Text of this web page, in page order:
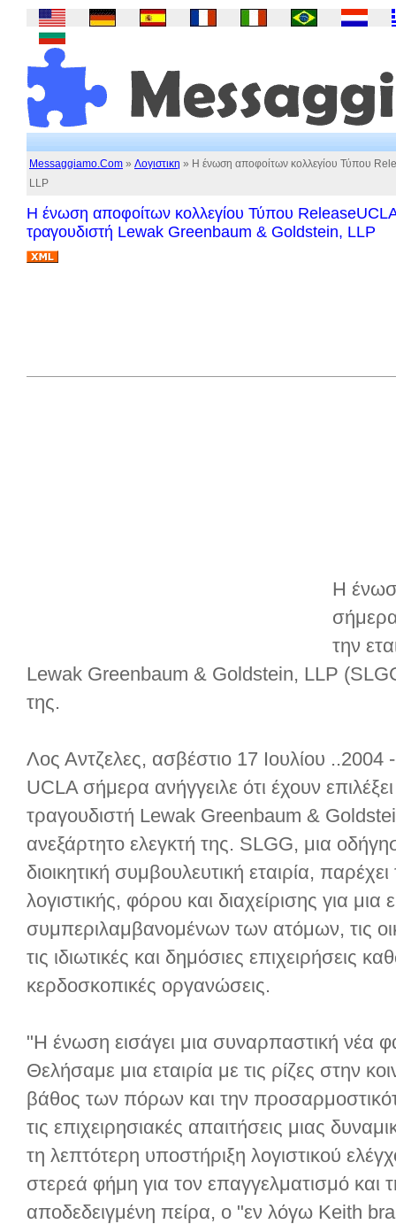
Messaggiamo.Com » Λογιστικη » Η ένωση αποφοίτων κολλεγίου Τύπου
LLP
Η ένωση αποφοίτων κολλεγίου Τύπου ReleaseUCLA
τραγουδιστή Lewak Greenbaum & Goldstein, LLP
Η
σήμερα
την
Lewak Greenbaum & Goldstein, LLP
της.
Λος Αντζελες, ασβέστιο 17 Ιουλίου
UCLA σήμερα ανήγγειλε ότι έχουν
τραγουδιστή Lewak Greenbaum &
ανεξάρτητο ελεγκτή της. SLGG, μια
διοικητική συμβουλευτική εταιρία,
λογιστικής, φόρου και διαχείρισης για
συμπεριλαμβανομένων των ατόμων, τις
τις ιδιωτικές και δημόσιες επιχειρήσεις
κερδοσκοπικές οργανώσεις.
"Η ένωση εισάγει μια συναρπαστική νέα
Θελήσαμε μια εταιρία με τις ρίζες στην
βάθος των πόρων και την
τις επιχειρησιακές απαιτήσεις μιας
τη λεπτότερη υποστήριξη λογιστικού
στερεά φήμη για τον επαγγελματισμό και
αποδεδειγμένη πείρα, ο "εν λόγω Keith